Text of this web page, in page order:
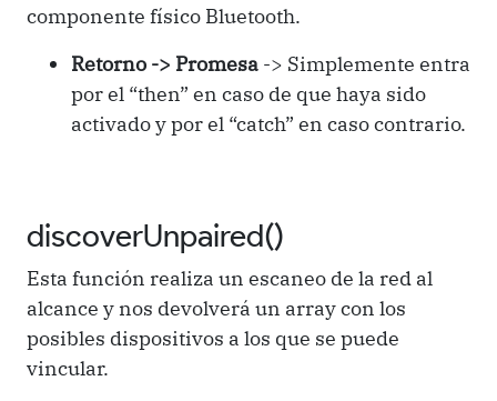
componente físico Bluetooth.
Retorno -> Promesa -> Simplemente entra
por el “then” en caso de que haya sido
activado y por el “catch” en caso contrario.
discoverUnpaired()
Esta función realiza un escaneo de la red al
alcance y nos devolverá un array con los
posibles dispositivos a los que se puede
vincular.